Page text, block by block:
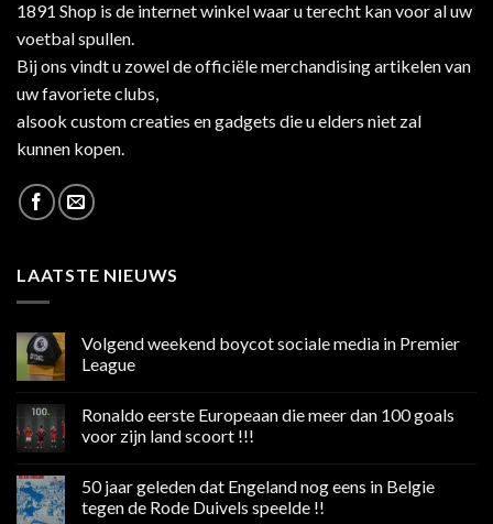
1891 Shop is de internet winkel waar u terecht kan voor al uw
voetbal spullen.
Bij ons vindt u zowel de officiële merchandising artikelen van
uw favoriete clubs,
alsook custom creaties en gadgets die u elders niet zal
kunnen kopen.
LAATSTE NIEUWS
Volgend weekend boycot sociale media in Premier
League
op
weekend
media
in
Premier
Ronaldo eerste Europeaan die meer dan 100 goals
voor zijn land scoort !!!
op
Ronaldo
eerste
50 jaar geleden dat Engeland nog eens in Belgie
tegen de Rode Duivels speelde !!